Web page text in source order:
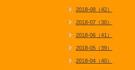
2018-08（42）
2018-07（30）
2018-06（41）
2018-05（39）
2018-04（40）